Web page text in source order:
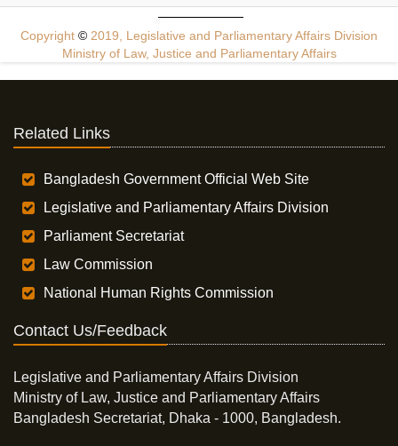
Copyright © 2019, Legislative and Parliamentary Affairs Division
Ministry of Law, Justice and Parliamentary Affairs
Related Links
Bangladesh Government Official Web Site
Legislative and Parliamentary Affairs Division
Parliament Secretariat
Law Commission
National Human Rights Commission
Contact Us/Feedback
Legislative and Parliamentary Affairs Division
Ministry of Law, Justice and Parliamentary Affairs
Bangladesh Secretariat, Dhaka - 1000, Bangladesh.